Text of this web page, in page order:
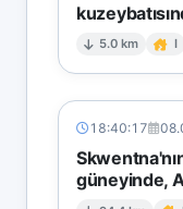
5.0 km I
18:40:17
güneyinde,